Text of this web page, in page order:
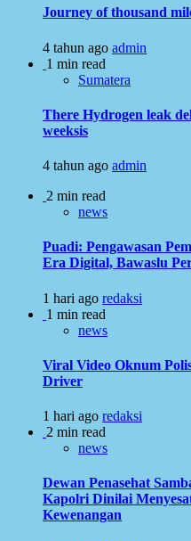
Journey of thousand
4 tahun ago admin
1 min read
Sumatera
There Hydrogen leak
weeksis
4 tahun ago admin
2 min read
news
Puadi: Pengawasan
Era Digital, Bawaslu
1 hari ago redaksi
1 min read
news
Viral Video Oknum
Driver
1 hari ago redaksi
2 min read
news
Dewan Penasehat
Kapolri Dinilai
Kewenangan